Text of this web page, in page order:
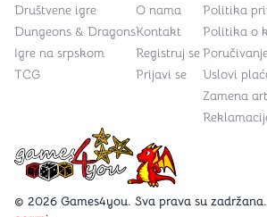
Games4you logo
© 2026 Games4you. Sva prava su
Društvene igre
Dungeons & Dragons
Igre na srpskom
TCG
O nama
Kontakt
Registruj se
Prijavi se
Politika
Politika o
Uslovi
Zamena